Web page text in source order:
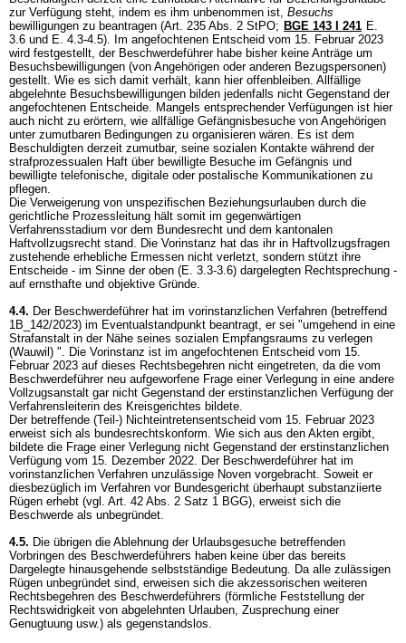
zur Verfügung steht, indem es ihm unbenommen ist, Besuchs
bewilligungen zu beantragen (Art. 235 Abs. 2 StPO; BGE 143 I 241 E.
3.6 und E. 4.3-4.5). Im angefochtenen Entscheid vom 15. Februar 2023
wird festgestellt, der Beschwerdeführer habe bisher keine Anträge um
Besuchsbewilligungen (von Angehörigen oder anderen Bezugspersonen)
gestellt. Wie es sich damit verhält, kann hier offenbleiben. Allfällige
abgelehnte Besuchsbewilligungen bilden jedenfalls nicht Gegenstand der
angefochtenen Entscheide. Mangels entsprechender Verfügungen ist hier
auch nicht zu erörtern, wie allfällige Gefängnisbesuche von Angehörigen
unter zumutbaren Bedingungen zu organisieren wären. Es ist dem
Beschuldigten derzeit zumutbar, seine sozialen Kontakte während der
strafprozessualen Haft über bewilligte Besuche im Gefängnis und
bewilligte telefonische, digitale oder postalische Kommunikationen zu
pflegen.
Die Verweigerung von unspezifischen Beziehungsurlauben durch die
gerichtliche Prozessleitung hält somit im gegenwärtigen
Verfahrensstadium vor dem Bundesrecht und dem kantonalen
Haftvollzugsrecht stand. Die Vorinstanz hat das ihr in Haftvollzugsfragen
zustehende erhebliche Ermessen nicht verletzt, sondern stützt ihre
Entscheide - im Sinne der oben (E. 3.3-3.6) dargelegten Rechtsprechung -
auf ernsthafte und objektive Gründe.
4.4. Der Beschwerdeführer hat im vorinstanzlichen Verfahren (betreffend
1B_142/2023) im Eventualstandpunkt beantragt, er sei "umgehend in eine
Strafanstalt in der Nähe seines sozialen Empfangsraums zu verlegen
(Wauwil) ". Die Vorinstanz ist im angefochtenen Entscheid vom 15.
Februar 2023 auf dieses Rechtsbegehren nicht eingetreten, da die vom
Beschwerdeführer neu aufgeworfene Frage einer Verlegung in eine andere
Vollzugsanstalt gar nicht Gegenstand der erstinstanzlichen Verfügung der
Verfahrensleiterin des Kreisgerichtes bildete.
Der betreffende (Teil-) Nichteintretensentscheid vom 15. Februar 2023
erweist sich als bundesrechtskonform. Wie sich aus den Akten ergibt,
bildete die Frage einer Verlegung nicht Gegenstand der erstinstanzlichen
Verfügung vom 15. Dezember 2022. Der Beschwerdeführer hat im
vorinstanzlichen Verfahren unzulässige Noven vorgebracht. Soweit er
diesbezüglich im Verfahren vor Bundesgericht überhaupt substanziierte
Rügen erhebt (vgl. Art. 42 Abs. 2 Satz 1 BGG), erweist sich die
Beschwerde als unbegründet.
4.5. Die übrigen die Ablehnung der Urlaubsgesuche betreffenden
Vorbringen des Beschwerdeführers haben keine über das bereits
Dargelegte hinausgehende selbstständige Bedeutung. Da alle zulässigen
Rügen unbegründet sind, erweisen sich die akzessorischen weiteren
Rechtsbegehren des Beschwerdeführers (förmliche Feststellung der
Rechtswidrigkeit von abgelehnten Urlauben, Zusprechung einer
Genugtuung usw.) als gegenstandslos.